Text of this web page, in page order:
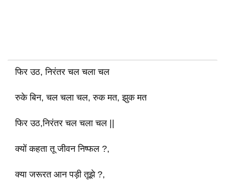
फिर उठ, निरंतर चल चला चल
रुके बिन, चल चला चल, रुक मत, झुक मत
फिर उठ,निरंतर चल चला चल ||
क्यों कहता तू जीवन निष्फल ?,
क्या जरूरत आन पड़ी तूझे ?,